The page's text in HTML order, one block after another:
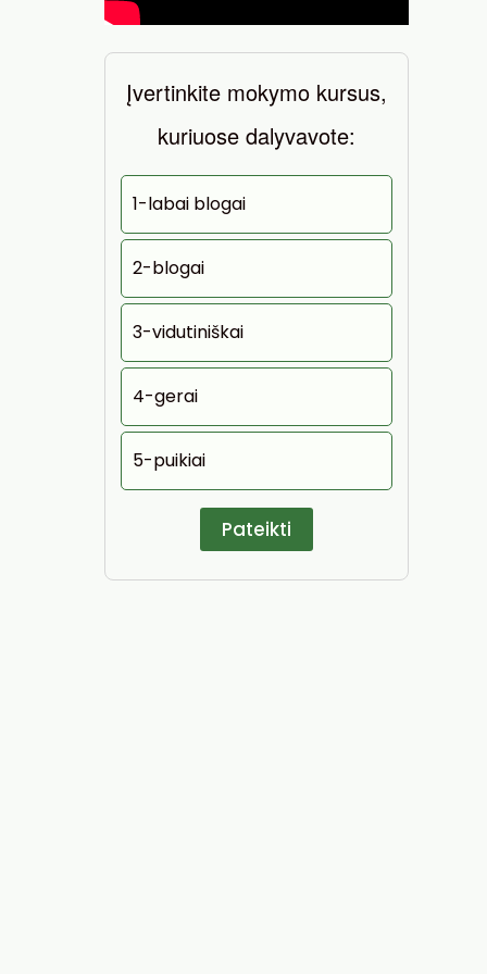
Įvertinkite mokymo kursus,
kuriuose dalyvavote:
1-labai blogai
2-blogai
3-vidutiniškai
4-gerai
5-puikiai